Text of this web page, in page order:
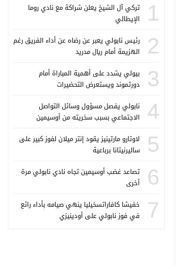
1
تركي آل الشيخ يعلن شراكة مع نادي روما
الإيطالي
2
رئيس نابولي يعبر عن رضاه عن أداء الفريق رغم
الهزيمة أمام ريال مدريد
3
بيولي يشدد على أهمية المباراة أمام
دورتموند ويستعرض التحضيرات
4
نابولي يفصل مسؤول وسائل التواصل
الاجتماعي بسبب سخريته من أوسيمين
5
لاوتارو مارتينيز يقود إنتر ميلان لفوز كبير على
ساليرنيتانا برباعية
6
تصاعد غضب أوسيمين تجاه نادي نابولي مرة
أخرى
7
خفيشا كافاراتسخيليا ينهي صيامه بأداء رائع
في فوز نابولي على أودينيزي